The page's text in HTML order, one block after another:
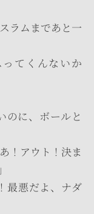
ラムまであと一
ってくんないか
のに、ボールと
！アウト！決ま
最悪だよ、ナダ